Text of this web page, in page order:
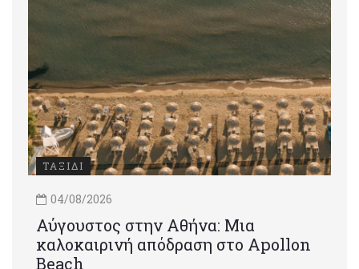
ΤΑΞΙΔΙ
04/08/2026
Αύγουστος στην Αθήνα: Μια
καλοκαιρινή απόδραση στο Apollon
Beach